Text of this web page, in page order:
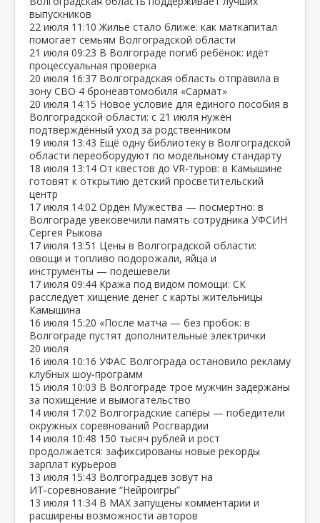
выпускников
22 июля 11:10 Жильё стало ближе: как маткапитал
помогает семьям Волгоградской области
21 июля 09:23 В Волгограде погиб ребёнок: идёт
процессуальная проверка
20 июля 16:37 Волгоградская область отправила в
зону СВО 4 бронеавтомобиля «Сармат»
20 июля 14:15 Новое условие для единого пособия в
Волгоградской области: с 21 июля нужен
подтверждённый уход за родственником
19 июля 13:43 Ещё одну библиотеку в Волгоградской
области переоборудуют по модельному стандарту
18 июля 13:14 От квестов до VR‑туров: в Камышине
готовят к открытию детский просветительский
центр
17 июля 14:02 Орден Мужества — посмертно: в
Волгограде увековечили память сотрудника УФСИН
Сергея Рыкова
17 июля 13:51 Цены в Волгоградской области:
овощи и топливо подорожали, яйца и
инструменты — подешевели
17 июля 09:44 Кража под видом помощи: СК
расследует хищение денег с карты жительницы
Камышина
16 июля 15:20 «После матча — без пробок: в
Волгограде пустят дополнительные электрички
20 июля
16 июля 10:16 УФАС Волгограда остановило рекламу
клубных шоу‑программ
15 июля 10:03 В Волгограде трое мужчин задержаны
за похищение и вымогательство
14 июля 17:02 Волгоградские сапёры — победители
окружных соревнований Росгвардии
14 июля 10:48 150 тысяч рублей и рост
продолжается: зафиксированы новые рекорды
зарплат курьеров
13 июля 15:43 Волгоградцев зовут на
ИТ‑соревнование “Нейроигры”
13 июля 11:34 В МАХ запущены комментарии и
расширены возможности авторов